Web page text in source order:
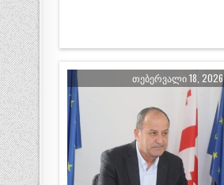
ᲗᲔᲑᲔᲠᲕᲐᲚᲘ 18, 2026